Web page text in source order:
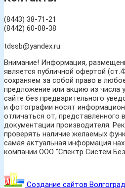
(8443) 38-71-21
(8442) 60-08-38
tdssb@yandex.ru
Внимание! Информация,
является публичной офертой
сохраняем за собой право в
предложение или акцию из числа
сайте без предварительного
и фотографии носят
отличаться от, представленного
документации производителя.
проверять наличие желаемых
самая актуальная информация
компании ООО "Спектр Систем
Создание сайтов Волгоград